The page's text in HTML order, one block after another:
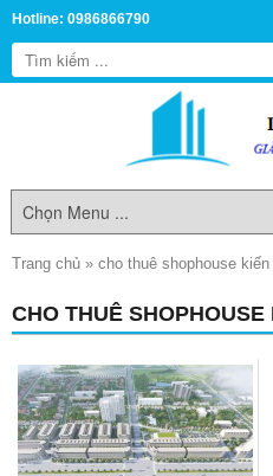
Hotline: 0986866790
Trang chủ » cho thuê shophouse
CHO THUÊ